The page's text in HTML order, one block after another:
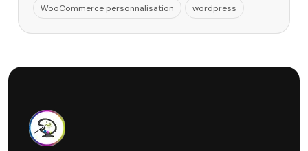
WooCommerce personnalisation
wordpress